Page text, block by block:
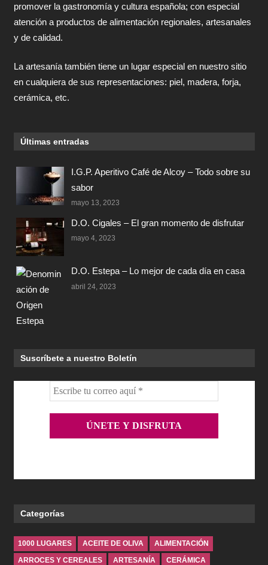
promover la gastronomía y cultura española; con especial
atención a productos de alimentación regionales, artesanales
y de calidad.
La artesanía también tiene un lugar especial en nuestro sitio
en cualquiera de sus representaciones: piel, madera, forja,
cerámica, etc.
Últimas entradas
I.G.P. Aperitivo Café de Alcoy – Todo sobre su
sabor
mayo 13, 2023
D.O. Cigales – El gran momento de disfrutar
mayo 4, 2023
D.O. Estepa – Lo mejor de cada día en casa
abril 24, 2023
Suscríbete a nuestro Boletín
Categorías
1000 LUGARES ACEITE DE OLIVA ALIMENTACIÓN
ARROCES Y CEREALES ARTESANÍA CERÁMICA